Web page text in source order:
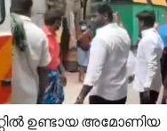
ഉണ്ടായ അമോണിയ